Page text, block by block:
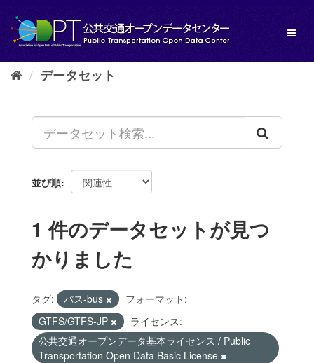
し
データセット
並び順
1 件のデータセットが見つ
かりました
タグ: バス-bus
フォーマット:
GTFS/GTFS-JP
ライセンス:
公共交通オープンデータ基本ライセンス / Public
Transportation Open Data Basic License